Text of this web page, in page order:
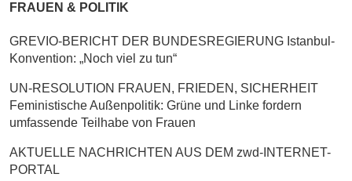
FRAUEN & POLITIK
GREVIO-BERICHT DER BUNDESREGIERUNG Istanbul-
Konvention: „Noch viel zu tun“
UN-RESOLUTION FRAUEN, FRIEDEN, SICHERHEIT
Feministische Außenpolitik: Grüne und Linke fordern
umfassende Teilhabe von Frauen
AKTUELLE NACHRICHTEN AUS DEM zwd-INTERNET-
PORTAL